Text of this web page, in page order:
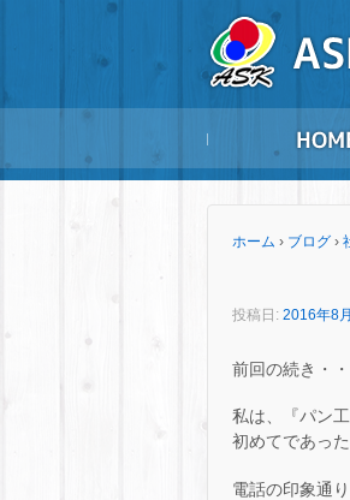
ホーム › ブログ ›
投稿日: 2016年8
前回の続き・・
私は、『パン
初めてであった
電話の印象通